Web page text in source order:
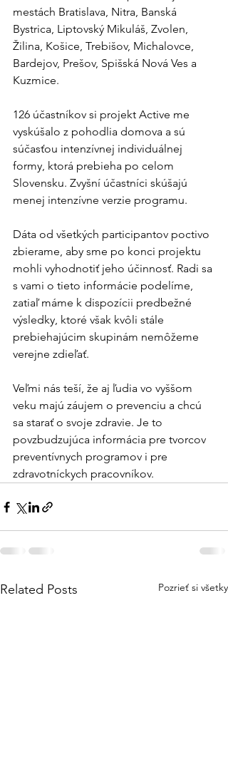
mestách Bratislava, Nitra, Banská
Bystrica, Liptovský Mikuláš, Zvolen,
Žilina, Košice, Trebišov, Michalovce,
Bardejov, Prešov, Spišská Nová Ves a
Kuzmice.
126 účastníkov si projekt Active me
vyskúšalo z pohodlia domova a sú
súčasťou intenzívnej individuálnej
formy, ktorá prebieha po celom
Slovensku. Zvyšní účastníci skúšajú
menej intenzívne verzie programu.
Dáta od všetkých participantov poctivo
zbierame, aby sme po konci projektu
mohli vyhodnotiť jeho účinnosť. Radi sa
s vami o tieto informácie podelíme,
zatiaľ máme k dispozícii predbežné
výsledky, ktoré však kvôli stále
prebiehajúcim skupinám nemôžeme
verejne zdieľať.
Veľmi nás teší, že aj ľudia vo vyššom
veku majú záujem o prevenciu a chcú
sa starať o svoje zdravie. Je to
povzbudzujúca informácia pre tvorcov
preventívnych programov i pre
zdravotníckych pracovníkov.
Related Posts Pozrieť si všetky